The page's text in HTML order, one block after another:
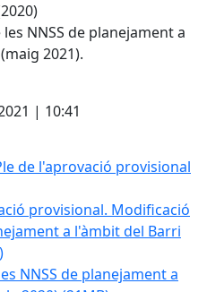
NNSS de planejament a
2021).
| 10:41
de l'aprovació provisional
provisional. Modificació
a l'àmbit del Barri
NNSS de planejament a